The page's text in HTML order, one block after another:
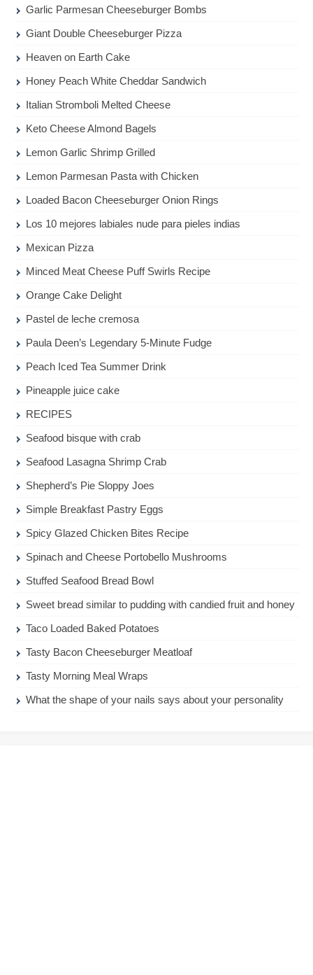
Garlic Parmesan Cheeseburger Bombs
Giant Double Cheeseburger Pizza
Heaven on Earth Cake
Honey Peach White Cheddar Sandwich
Italian Stromboli Melted Cheese
Keto Cheese Almond Bagels
Lemon Garlic Shrimp Grilled
Lemon Parmesan Pasta with Chicken
Loaded Bacon Cheeseburger Onion Rings
Los 10 mejores labiales nude para pieles indias
Mexican Pizza
Minced Meat Cheese Puff Swirls Recipe
Orange Cake Delight
Pastel de leche cremosa
Paula Deen’s Legendary 5-Minute Fudge
Peach Iced Tea Summer Drink
Pineapple juice cake
RECIPES
Seafood bisque with crab
Seafood Lasagna Shrimp Crab
Shepherd’s Pie Sloppy Joes
Simple Breakfast Pastry Eggs
Spicy Glazed Chicken Bites Recipe
Spinach and Cheese Portobello Mushrooms
Stuffed Seafood Bread Bowl
Sweet bread similar to pudding with candied fruit and honey
Taco Loaded Baked Potatoes
Tasty Bacon Cheeseburger Meatloaf
Tasty Morning Meal Wraps
What the shape of your nails says about your personality